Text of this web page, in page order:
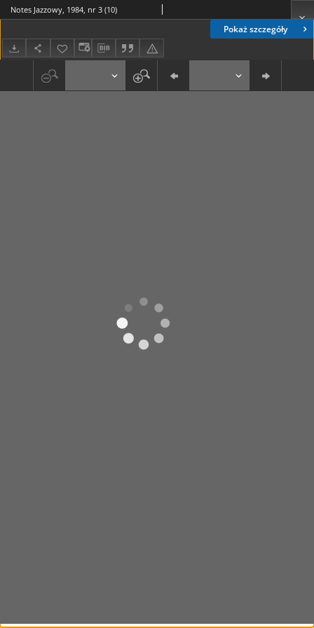
Pokaż szczegóły
Notes Jazzowy, 1984, nr 3 (10)